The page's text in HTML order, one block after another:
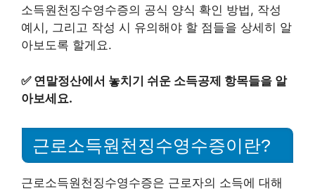
소득원천징수영수증의 공식 양식 확인 방법, 작성
예시, 그리고 작성 시 유의해야 할 점들을 상세히 알
아보도록 할게요.
✅ 연말정산에서 놓치기 쉬운 소득공제 항목들을 알
아보세요.
근로소득원천징수영수증이란?
근로소득원천징수영수증은 근로자의 소득에 대해